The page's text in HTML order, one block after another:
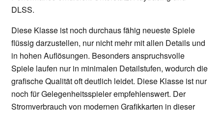
DLSS.
Diese Klasse ist noch durchaus fähig neueste Spiele
flüssig darzustellen, nur nicht mehr mit allen Details und
in hohen Auflösungen. Besonders anspruchsvolle
Spiele laufen nur in minimalen Detailstufen, wodurch die
grafische Qualität oft deutlich leidet. Diese Klasse ist nur
noch für Gelegenheitsspieler empfehlenswert. Der
Stromverbrauch von modernen Grafikkarten in dieser